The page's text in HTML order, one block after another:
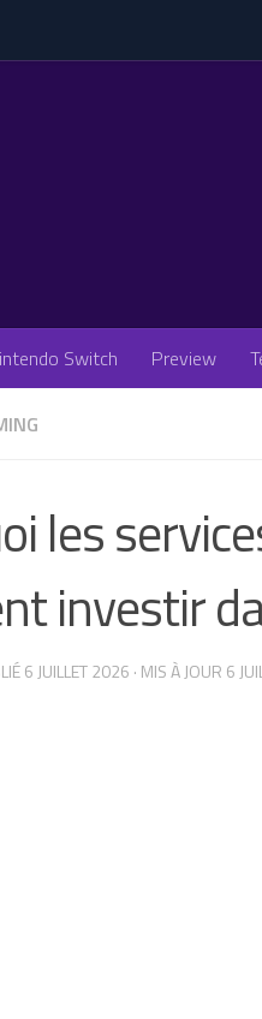
Switch Preview
les
investir
6 JUILLET 2026 · MIS À JOUR 6